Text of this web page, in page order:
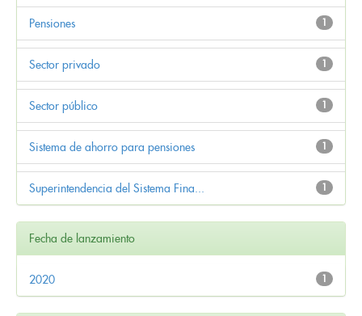
1
Pensiones
1
Sector privado
1
Sector público
1
Sistema de ahorro para pensiones
1
Superintendencia del Sistema Fina...
Fecha de lanzamiento
1
2020